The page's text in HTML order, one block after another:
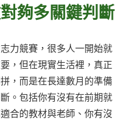
夠多關鍵判斷
力競賽，很多人一開始就
，但在現實生活裡，真正
，而是在長達數月的準備
。包括你有沒有在前期就
合的教材與老師、你有沒